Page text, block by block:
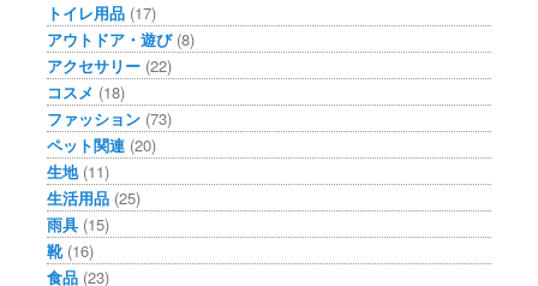
トイレ用品 (17)
アウトドア・遊び(8)
アクセサリー (22)
コスメ (18)
ファッション (73)
ペット関連 (20)
生地(11)
生活用品 (25)
雨具 (15)
靴(16)
食品 (23)